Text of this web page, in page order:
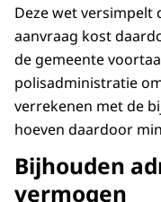
Deze wet versimpelt
aanvraag kost
de gemeente
polisadministratie
verrekenen met de
hoeven daardoor
Bijhouden
vermogen